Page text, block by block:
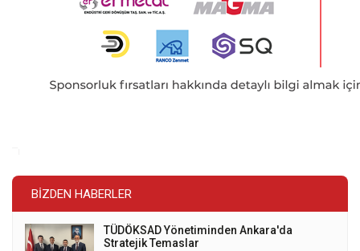
BIZDEN HABERLER
TÜDÖKSAD Yönetiminden Ankara'da
Stratejik Temaslar